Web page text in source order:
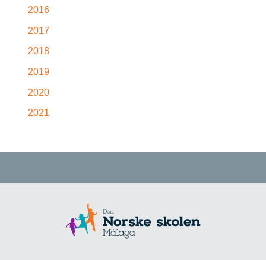
2016
2017
2018
2019
2020
2021